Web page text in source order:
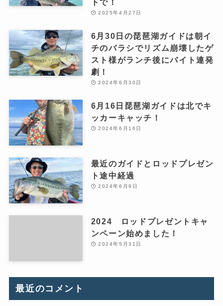
トで！
2025年4月27日
6月30日の琵琶湖ガイドは朝イ
チのバラシでリズム崩壊したゲ
スト様がランチ後にバイト連発
劇！
2024年6月30日
6月16日琵琶湖ガイドは北でキ
ッカーキャッチ！
2024年6月16日
最近のガイドとロッドプレゼン
ト途中経過
2024年6月9日
2024 ロッドプレゼントキャ
ンペーン始めました！
2024年5月31日
最近のコメント